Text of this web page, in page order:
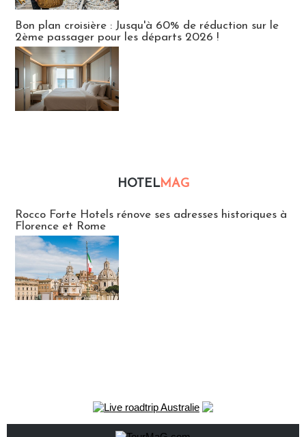
Bon plan croisière : Jusqu'à 60% de réduction sur le
2ème passager pour les départs 2026 !
HOTELMAG
Rocco Forte Hotels rénove ses adresses historiques à
Florence et Rome